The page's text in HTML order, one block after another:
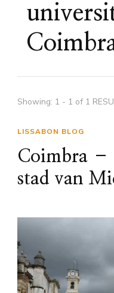
Showing: 1 - 1 of 1
LISSABON BLOG
Coimbra –
stad van